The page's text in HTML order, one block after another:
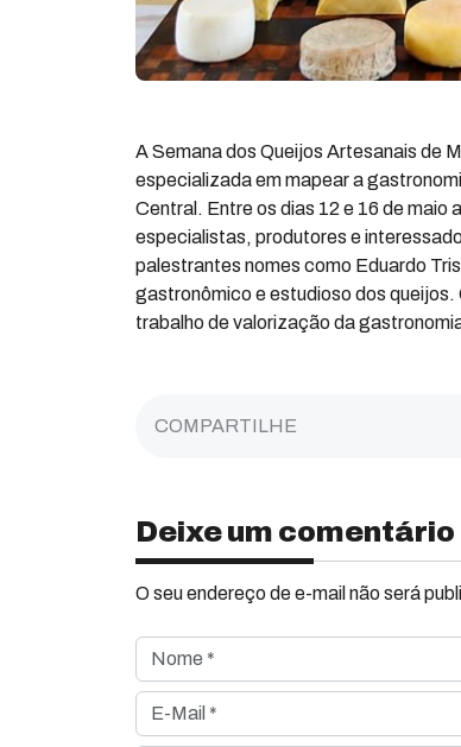
A Semana dos Queijos Artesanais de
especializada em mapear a
Central. Entre os dias 12 e 16 de maio
especialistas, produtores e
palestrantes nomes como Eduardo
gastronômico e estudioso dos
trabalho de valorização da
COMPARTILHE
Deixe um comentário
O seu endereço de e-mail não será
Nome *
E-Mail *